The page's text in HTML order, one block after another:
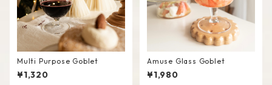
Multi Purpose Goblet
¥1,320
Amuse Glass Goblet
¥1,980